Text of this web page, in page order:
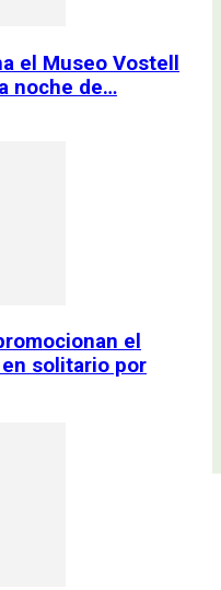
el Museo Vostell
noche de…
el
solitario por